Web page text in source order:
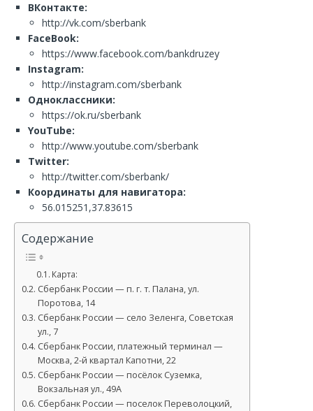
ВКонтакте:
http://vk.com/sberbank
FaceBook:
https://www.facebook.com/bankdruzey
Instagram:
http://instagram.com/sberbank
Одноклассники:
https://ok.ru/sberbank
YouTube:
http://www.youtube.com/sberbank
Twitter:
http://twitter.com/sberbank/
Координаты для навигатора:
56.015251,37.83615
Содержание
Карта:
Сбербанк России — п. г. т. Палана, ул.
Поротова, 14
Сбербанк России — село Зеленга, Советская
ул., 7
Сбербанк России, платежный терминал —
Москва, 2-й квартал Капотни, 22
Сбербанк России — посёлок Суземка,
Вокзальная ул., 49А
Сбербанк России — поселок Переволоцкий,